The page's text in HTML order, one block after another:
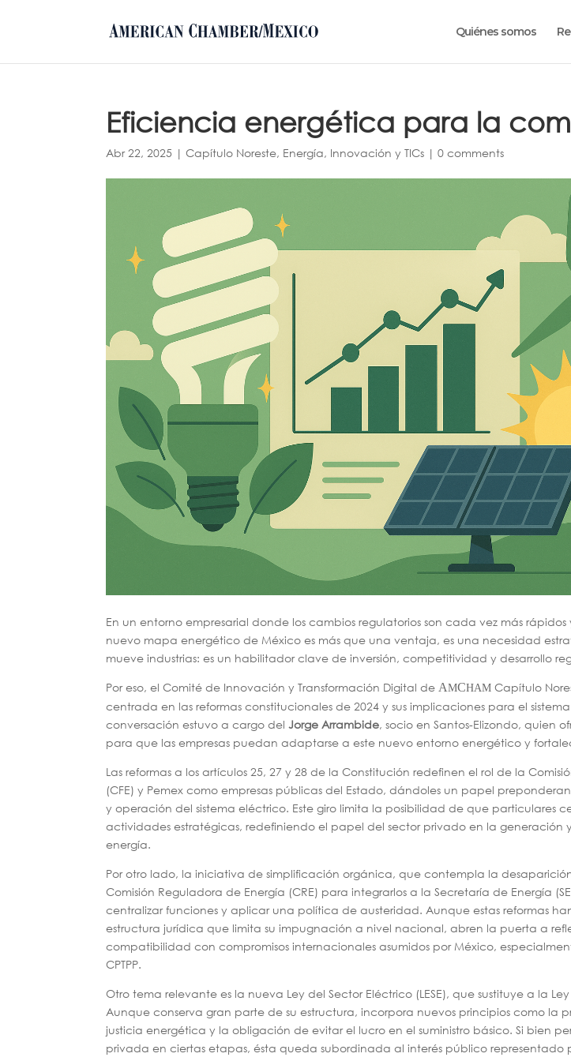
Quiénes somos
Eficiencia energética para la
Abr 22, 2025 |Capítulo Noreste, Energía, Innovación y TICs |0 comments
En un entorno empresarial donde los cambios regulatorios son cada vez más
nuevo mapa energético de México es más que una ventaja, es una necesidad
mueve industrias: es un habilitador clave de inversión, competitividad y desarrollo
Por eso, el Comité de Innovación y Transformación Digital de AMCHAMCapítulo
centrada en las reformas constitucionales de 2024 y sus implicaciones para el
conversación estuvo a cargo delJorge Arrambide, socio en Santos-Elizondo, quien
para que las empresas puedan adaptarse a este nuevo entorno energético y
Las reformas a los artículos 25, 27 y 28 de la Constitución redefinen el rol de la
(CFE) y Pemex como empresas públicas del Estado, dándoles un papel
y operación del sistema eléctrico. Este giro limita la posibilidad de que particulares
actividades estratégicas, redefiniendo el papel del sector privado en la generación
energía.
Por otro lado, la iniciativa de simplificación orgánica, que contempla la
Comisión Reguladora de Energía (CRE) para integrarlos a la Secretaría de Energía
centralizar funciones y aplicar una política de austeridad. Aunque estas reformas
estructura jurídica que limita su impugnación a nivel nacional, abren la puerta a
compatibilidad con compromisos internacionales asumidos por México,
CPTPP.
Otro tema relevante es la nueva Ley del Sector Eléctrico (LESE), que sustituye a la
Aunque conserva gran parte de su estructura, incorpora nuevos principios como la
justicia energética y la obligación de evitar el lucro en el suministro básico. Si bien
privada en ciertas etapas, ésta queda subordinada al interés público representado